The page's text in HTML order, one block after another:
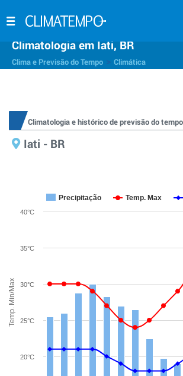
Climatologia em Iati, BR
Clima e Previsão do Tempo Climática
Climatologia e histórico de previsão do
Iati - BR
Temp. Min/Max
Precipitação Temp. Max
20°C
25°C
30°C
35°C
40°C